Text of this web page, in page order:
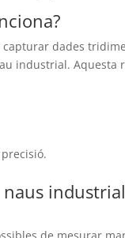
dades
industrial. Aquesta
naus